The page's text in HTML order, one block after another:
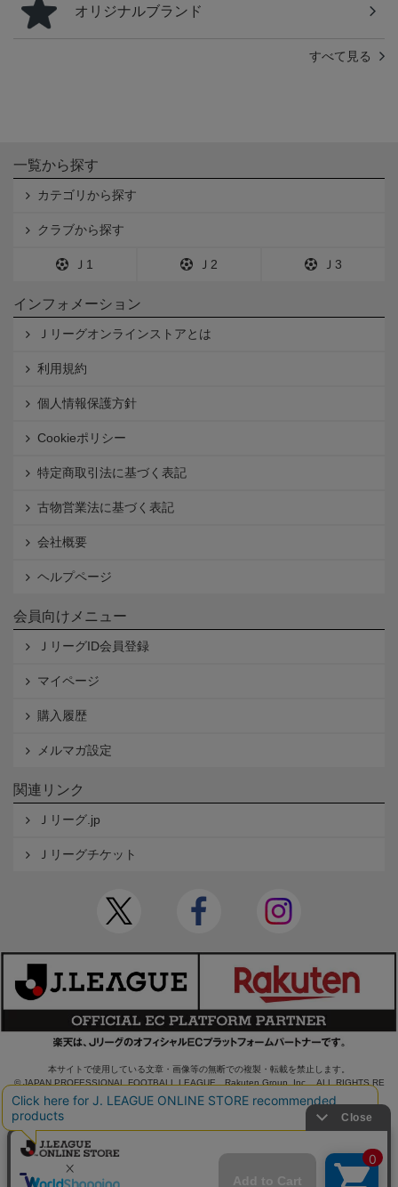
オリジナルブランド
すべて見る
一覧から探す
カテゴリから探す
クラブから探す
Ｊ1 Ｊ2 Ｊ3
インフォメーション
Ｊリーグオンラインストアとは
利用規約
個人情報保護方針
Cookieポリシー
特定商取引法に基づく表記
古物営業法に基づく表記
会社概要
ヘルプページ
会員向けメニュー
ＪリーグID会員登録
マイページ
購入履歴
メルマガ設定
関連リンク
Ｊリーグ.jp
Ｊリーグチケット
本サイトで使用している文章・画像等の無断での複製・転載を禁止します。
© JAPAN PROFESSIONAL FOOTBALL LEAGUE Rakuten Group, Inc. ALL RIGHTS RE
SERVED.